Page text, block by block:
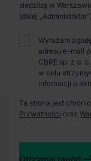
Zaprosimy Cię
pokażemy
siedzibą w
(dalej
Wyrażam
adresu e-mail
CBRE sp. z o.
w celu
informacji o
Ta strona jest
Prywatności oraz
Otrzymaj raport